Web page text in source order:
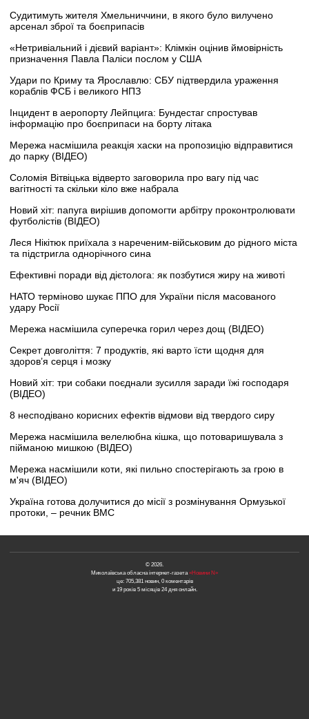
Судитимуть жителя Хмельниччини, в якого було вилучено
арсенал зброї та боєприпасів
«Нетривіальний і дієвий варіант»: Клімкін оцінив ймовірність
призначення Павла Паліси послом у США
Удари по Криму та Ярославлю: СБУ підтвердила ураження
кораблів ФСБ і великого НПЗ
Інцидент в аеропорту Лейпцига: Бундестаг спростував
інформацію про боєприпаси на борту літака
Мережа насмішила реакція хаски на пропозицію відправитися
до парку (ВІДЕО)
Соломія Вітвіцька відверто заговорила про вагу під час
вагітності та скільки кіло вже набрала
Новий хіт: папуга вирішив допомогти арбітру проконтролювати
футболістів (ВІДЕО)
Леся Нікітюк приїхала з нареченим-військовим до рідного міста
та підстригла однорічного сина
Ефективні поради від дієтолога: як позбутися жиру на животі
НАТО терміново шукає ППО для України після масованого
удару Росії
Мережа насмішила суперечка горил через дощ (ВІДЕО)
Секрет довголіття: 7 продуктів, які варто їсти щодня для
здоров’я серця і мозку
Новий хіт: три собаки поєднали зусилля заради їжі господаря
(ВІДЕО)
8 несподівано корисних ефектів відмови від твердого сиру
Мережа насмішила велелюбна кішка, що потоваришувала з
пійманою мишкою (ВІДЕО)
Мережа насмішили коти, які пильно спостерігають за грою в
м'яч (ВІДЕО)
Україна готова долучитися до місії з розмінування Ормузької
протоки, – речник ВМС
© 2026.
Миколаївська обласна інтернет-газета «Новини N»
це: 705,381 новин, 0 коментарів
и 19 років 5 місяців 24 дня онлайн.